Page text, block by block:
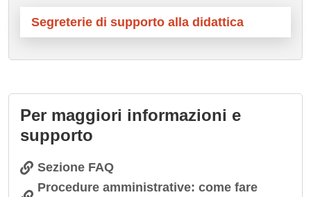
Segreterie di supporto alla didattica
Per maggiori informazioni e
supporto
Sezione FAQ
Procedure amministrative: come fare